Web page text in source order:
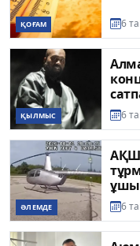
ҚОҒАМ 6
ҚЫЛМЫС 6
ӘЛЕМДЕ
АҚШ-
6